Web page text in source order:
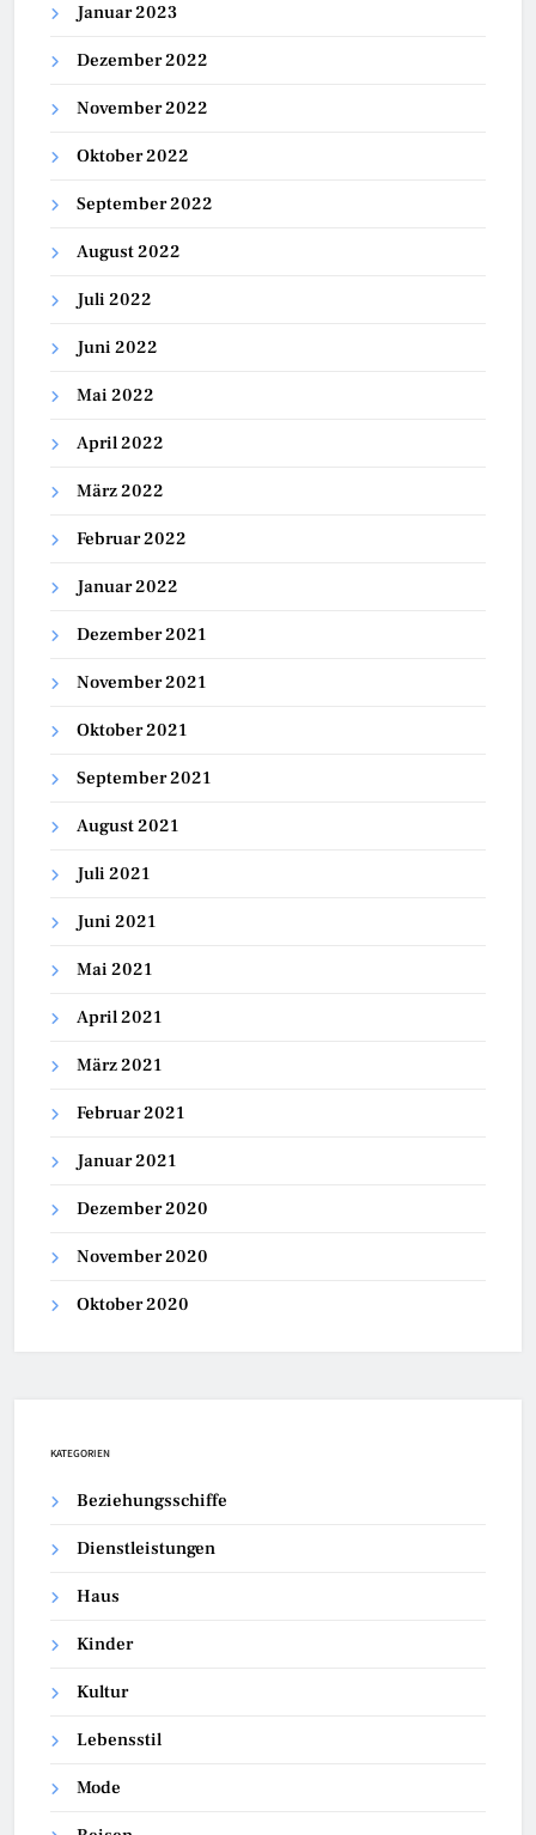
Januar 2023
Dezember 2022
November 2022
Oktober 2022
September 2022
August 2022
Juli 2022
Juni 2022
Mai 2022
April 2022
März 2022
Februar 2022
Januar 2022
Dezember 2021
November 2021
Oktober 2021
September 2021
August 2021
Juli 2021
Juni 2021
Mai 2021
April 2021
März 2021
Februar 2021
Januar 2021
Dezember 2020
November 2020
Oktober 2020
KATEGORIEN
Beziehungsschiffe
Dienstleistungen
Haus
Kinder
Kultur
Lebensstil
Mode